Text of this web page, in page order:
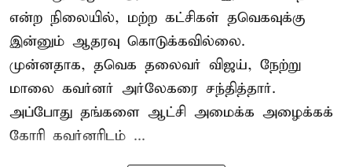
என்ற நிலையில், மற்ற கட்சிகள் தவெகவுக்கு
இன்னும் ஆதரவு கொடுக்கவில்லை.
முன்னதாக, தவெக தலைவர் விஜய், நேற்று
மாலை கவர்னர் அர்லேகரை சந்தித்தார்.
அப்போது தங்களை ஆட்சி அமைக்க அழைக்கக்
கோரி கவர்னரிடம் ...